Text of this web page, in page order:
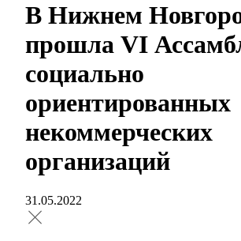
В Нижнем
прошла VI
социально
ориентированных
некоммерческих
организаций
31.05.2022